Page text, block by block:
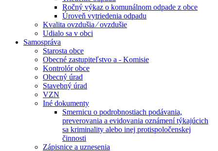
Ročný výkaz o komunálnom odpade z obce
Úroveň vytriedenia odpadu
Kvalita ovzdušia ⁄ ovzdušie
Udialo sa v obci
Samospráva
Starosta obce
Obecné zastupiteľstvo a - Komisie
Kontrolór obce
Obecný úrad
Stavebný úrad
VZN
Iné dokumenty
Smernicu o podrobnostiach podávania,
preverovania a evidovania oznámení týkajúcich
sa kriminality alebo inej protispoločenskej
činnosti
Zápisnice a uznesenia